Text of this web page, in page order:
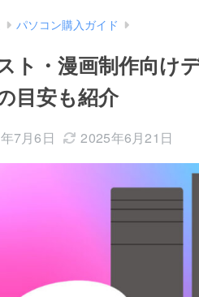
パソコン購入ガイド
ト・漫画制作向け
目安も紹介
7月6日 2025年6月21日